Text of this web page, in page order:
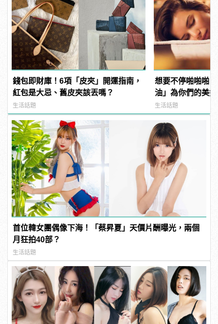
錢包即財庫！6項「皮夾」開運指南，
紅包是大忌、舊皮夾該丟嗎？
生活話題
想要不停啪啪啪
油」為你們的美
生活話題
首位韓女團偶像下海！「蔡昇夏」天價片酬曝光，兩個
月狂拍40部？
生活話題